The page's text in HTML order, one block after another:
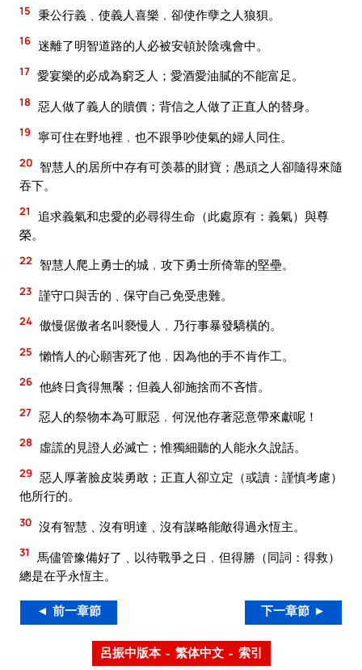
15 秉公行義﹑使義人喜樂﹐卻使作孽之人狼狽。
16 迷離了明智道路的人必被安頓於陰魂會中。
17 愛宴樂的必成為窮乏人；愛酒愛油膩的不能富足。
18 惡人做了義人的贖價；背信之人做了正直人的替身。
19 寧可住在野地裡﹐也不跟爭吵使氣的婦人同住。
20 智慧人的居所中存有可羡慕的財寶；愚頑之人卻隨得來隨
吞下。
21
追求義氣和忠愛的必尋得生命（此處原有：義氣）與尊
榮。
22 智慧人爬上勇士的城﹐攻下勇士所倚靠的堅壘。
23 謹守口與舌的﹑保守自己免受患難。
24 傲慢倨傲者名叫褻慢人﹐乃行事暴發驕橫的。
25 懶惰人的心願害死了他﹐因為他的手不肯作工。
26 他終日貪得無饜；但義人卻施捨而不吝惜。
27 惡人的祭物本為可厭惡﹐何況他存著惡意帶來獻呢！
28 虛謊的見證人必滅亡；惟獨細聽的人能永久說話。
29 惡人厚著臉皮裝勇敢；正直人卻立定（或讀：謹慎考慮）
他所行的。
30 沒有智慧﹑沒有明達﹑沒有謀略能敵得過永恆主。
31
馬儘管豫備好了﹑以待戰爭之日﹐但得勝（同詞：得救）
總是在乎永恆主。
◄ 前一章節 下一章節 ►
呂振中版本 – 繁体中文 – 索引